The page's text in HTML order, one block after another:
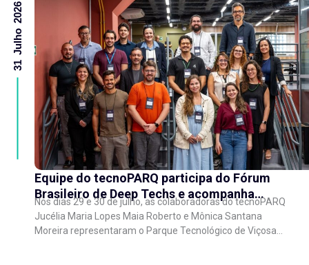
Equipe do tecnoPARQ participa do Fórum
Brasileiro de Deep Techs e acompanha
debates sobre políticas para inovação
científica
Nos dias 29 e 30 de julho, as colaboradoras do tecnoPARQ
Jucélia Maria Lopes Maia Roberto e Mônica Santana
Moreira representaram o Parque Tecnológico de Viçosa
31 Julho 2026